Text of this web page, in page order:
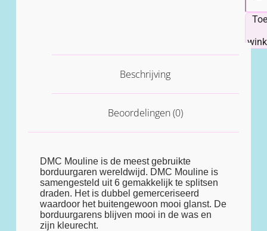
Beschrijving
Beoordelingen (0)
DMC Mouline is de meest gebruikte
borduurgaren wereldwijd. DMC Mouline is
samengesteld uit 6 gemakkelijk te splitsen
draden. Het is dubbel gemerceriseerd
waardoor het buitengewoon mooi glanst. De
borduurgarens blijven mooi in de was en
zijn kleurecht.